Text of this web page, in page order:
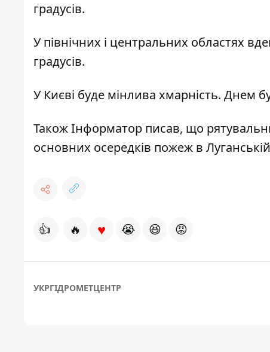
градусів.
У північних і центральних областях
градусів.
У Києві буде мінлива хмарність. Днем
Також Інформатор писав, що
основних осередків пожеж в
👍 🔥 ♥ 😭 😆 😡
УКРГІДРОМЕТЦЕНТР